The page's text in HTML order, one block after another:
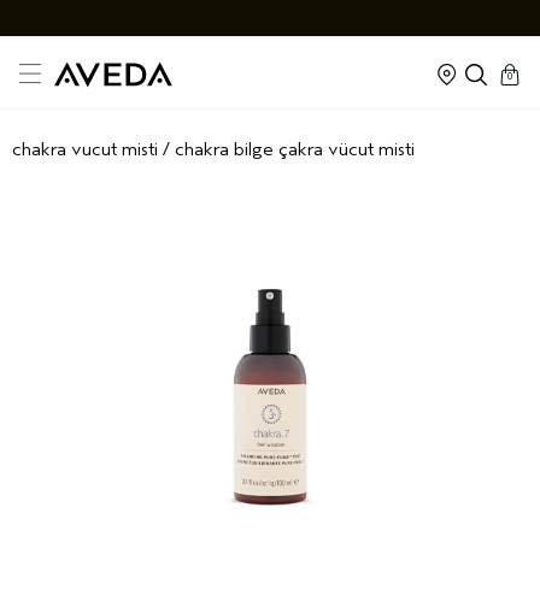
cart
0
chakra vucut misti / chakra bilge çakra vücut misti